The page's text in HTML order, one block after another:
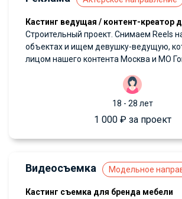
Кастинг ведущая / контент-креатор
Строительный проект. Снимаем Reels
объектах и ищем девушку-ведущую,
лицом нашего контента Москва и МО
18 - 28 лет
1 000 ₽ за проект
Видеосъемка Модельное
Кастинг съемка для бренда мебели